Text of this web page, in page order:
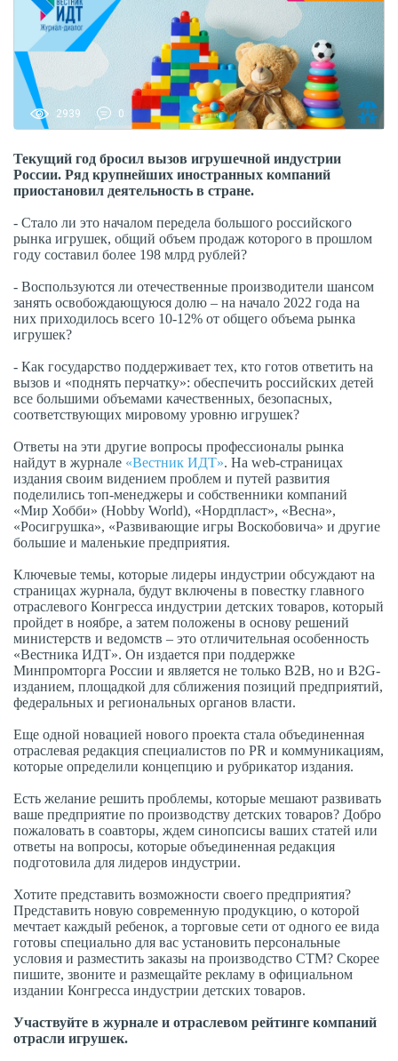
2939 0
Текущий год бросил вызов игрушечной индустрии
России. Ряд крупнейших иностранных компаний
приостановил деятельность в стране.
- Стало ли это началом передела большого российского
рынка игрушек, общий объем продаж которого в прошлом
году составил более 198 млрд рублей?
- Воспользуются ли отечественные производители шансом
занять освобождающуюся долю – на начало 2022 года на
них приходилось всего 10-12% от общего объема рынка
игрушек?
- Как государство поддерживает тех, кто готов ответить на
вызов и «поднять перчатку»: обеспечить российских детей
все большими объемами качественных, безопасных,
соответствующих мировому уровню игрушек?
Ответы на эти другие вопросы профессионалы рынка
найдут в журнале «Вестник ИДТ». На web-страницах
издания своим видением проблем и путей развития
поделились топ-менеджеры и собственники компаний
«Мир Хобби» (Hobby World), «Нордпласт», «Весна»,
«Росигрушка», «Развивающие игры Воскобовича» и другие
большие и маленькие предприятия.
Ключевые темы, которые лидеры индустрии обсуждают на
страницах журнала, будут включены в повестку главного
отраслевого Конгресса индустрии детских товаров, который
пройдет в ноябре, а затем положены в основу решений
министерств и ведомств – это отличительная особенность
«Вестника ИДТ». Он издается при поддержке
Минпромторга России и является не только B2B, но и B2G-
изданием, площадкой для сближения позиций предприятий,
федеральных и региональных органов власти.
Еще одной новацией нового проекта стала объединенная
отраслевая редакция специалистов по PR и коммуникациям,
которые определили концепцию и рубрикатор издания.
Есть желание решить проблемы, которые мешают развивать
ваше предприятие по производству детских товаров? Добро
пожаловать в соавторы, ждем синопсисы ваших статей или
ответы на вопросы, которые объединенная редакция
подготовила для лидеров индустрии.
Хотите представить возможности своего предприятия?
Представить новую современную продукцию, о которой
мечтает каждый ребенок, а торговые сети от одного ее вида
готовы специально для вас установить персональные
условия и разместить заказы на производство СТМ? Скорее
пишите, звоните и размещайте рекламу в официальном
издании Конгресса индустрии детских товаров.
Участвуйте в журнале и отраслевом рейтинге компаний
отрасли игрушек.